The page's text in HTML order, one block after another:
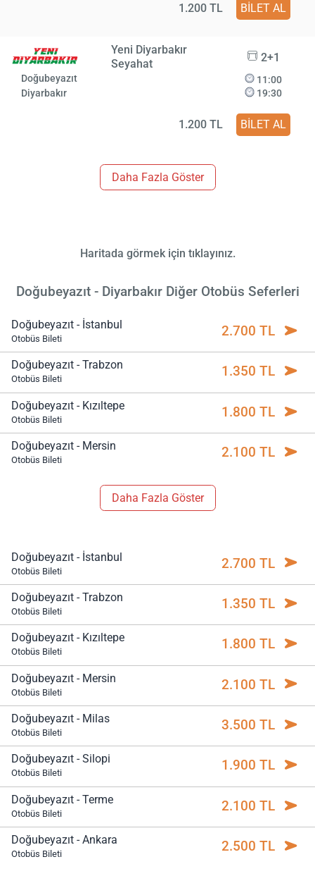
1.200 TL BİLET AL
Yeni Diyarbakır
Seyahat
2+1
Doğubeyazıt
Diyarbakır
11:00
19:30
1.200 TL BİLET AL
Daha Fazla Göster
Haritada görmek için tıklayınız.
Doğubeyazıt - Diyarbakır Diğer Otobüs Seferleri
Doğubeyazıt - İstanbul
Otobüs Bileti 2.700 TL
Doğubeyazıt - Trabzon
Otobüs Bileti 1.350 TL
Doğubeyazıt - Kızıltepe
Otobüs Bileti 1.800 TL
Doğubeyazıt - Mersin
Otobüs Bileti 2.100 TL
Daha Fazla Göster
Doğubeyazıt - İstanbul
Otobüs Bileti 2.700 TL
Doğubeyazıt - Trabzon
Otobüs Bileti 1.350 TL
Doğubeyazıt - Kızıltepe
Otobüs Bileti 1.800 TL
Doğubeyazıt - Mersin
Otobüs Bileti 2.100 TL
Doğubeyazıt - Milas
Otobüs Bileti 3.500 TL
Doğubeyazıt - Silopi
Otobüs Bileti 1.900 TL
Doğubeyazıt - Terme
Otobüs Bileti 2.100 TL
Doğubeyazıt - Ankara
Otobüs Bileti 2.500 TL